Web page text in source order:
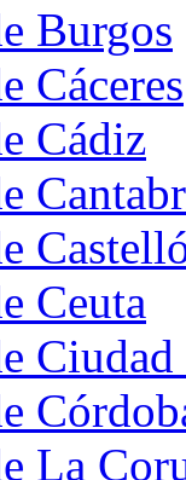
Burgos
Cáceres
Cádiz
Ceuta
Ciudad
La